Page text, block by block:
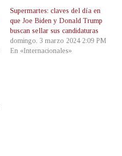
Supermartes: claves del día en
que Joe Biden y Donald Trump
buscan sellar sus candidaturas
domingo, 3 marzo 2024 2:09 PM
En «Internacionales»